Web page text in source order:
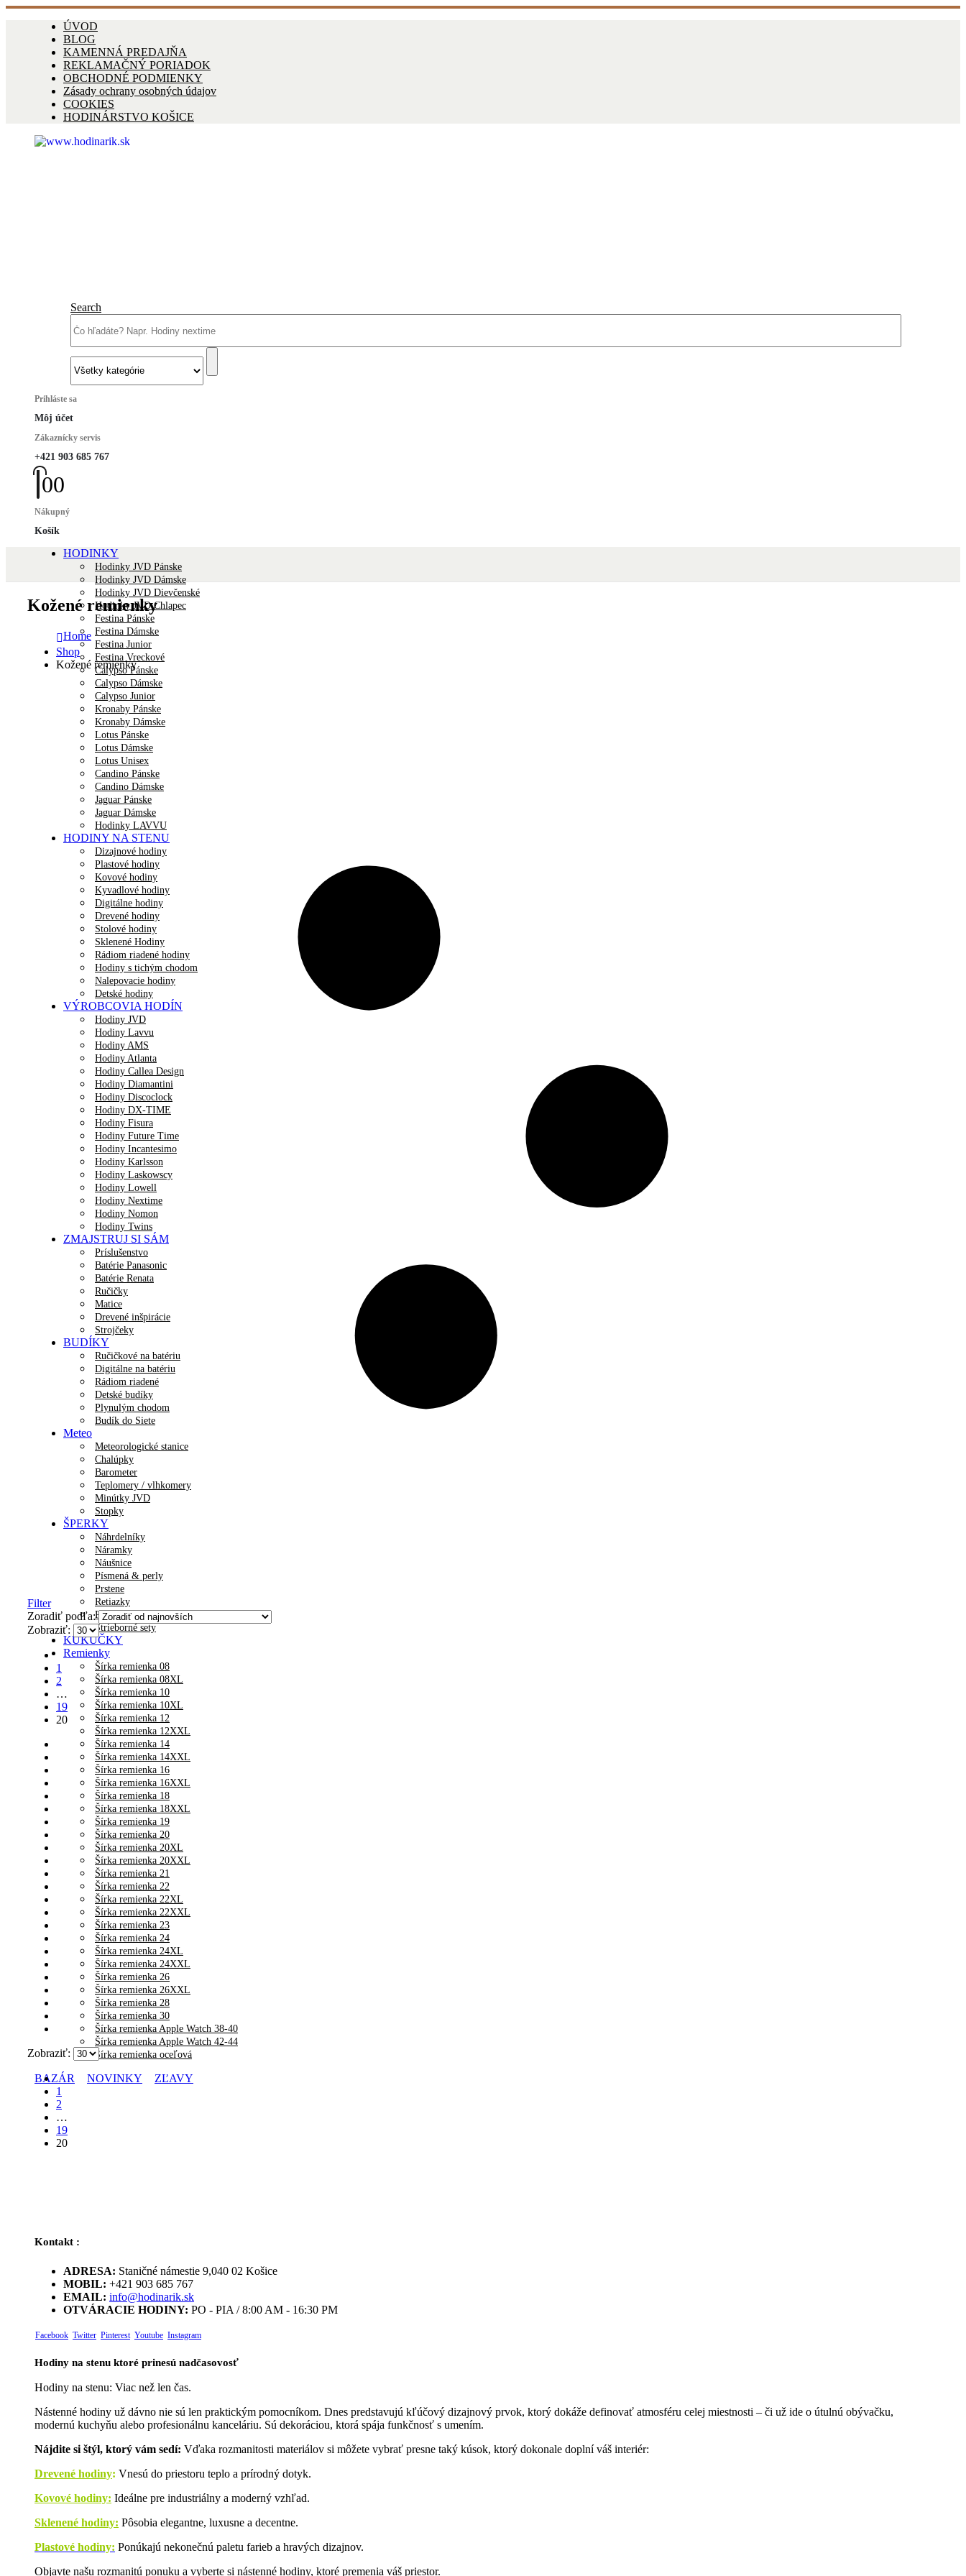
ÚVOD
BLOG
KAMENNÁ PREDAJŇA
REKLAMAČNÝ PORIADOK
OBCHODNÉ PODMIENKY
Zásady ochrany osobných údajov
COOKIES
HODINÁRSTVO KOŠICE
Search
Prihláste sa
Môj účet
Zákaznícky servis
+421 903 685 767
00
Nákupný
Košík
HODINKY
Hodinky JVD Pánske
Hodinky JVD Dámske
Hodinky JVD Dievčenské
Hodinky JVD Chlapec
Festina Pánske
Festina Dámske
Festina Junior
Festina Vreckové
Calypso Pánske
Calypso Dámske
Calypso Junior
Kronaby Pánske
Kronaby Dámske
Lotus Pánske
Lotus Dámske
Lotus Unisex
Candino Pánske
Candino Dámske
Jaguar Pánske
Jaguar Dámske
Hodinky LAVVU
HODINY NA STENU
Dizajnové hodiny
Plastové hodiny
Kovové hodiny
Kyvadlové hodiny
Digitálne hodiny
Drevené hodiny
Stolové hodiny
Sklenené Hodiny
Rádiom riadené hodiny
Hodiny s tichým chodom
Nalepovacie hodiny
Detské hodiny
VÝROBCOVIA HODÍN
Hodiny JVD
Hodiny Lavvu
Hodiny AMS
Hodiny Atlanta
Hodiny Callea Design
Hodiny Diamantini
Hodiny Discoclock
Hodiny DX-TIME
Hodiny Fisura
Hodiny Future Time
Hodiny Incantesimo
Hodiny Karlsson
Hodiny Laskowscy
Hodiny Lowell
Hodiny Nextime
Hodiny Nomon
Hodiny Twins
ZMAJSTRUJ SI SÁM
Príslušenstvo
Batérie Panasonic
Batérie Renata
Ručičky
Matice
Drevené inšpirácie
Strojčeky
BUDÍKY
Ručičkové na batériu
Digitálne na batériu
Rádiom riadené
Detské budíky
Plynulým chodom
Budík do Siete
Meteo
Meteorologické stanice
Chalúpky
Barometer
Teplomery / vlhkomery
Minútky JVD
Stopky
ŠPERKY
Náhrdelníky
Náramky
Náušnice
Písmená & perly
Prstene
Retiazky
Retiazky na členok
Strieborné sety
KUKUČKY
Remienky
Šírka remienka 08
Šírka remienka 08XL
Šírka remienka 10
Šírka remienka 10XL
Šírka remienka 12
Šírka remienka 12XXL
Šírka remienka 14
Šírka remienka 14XXL
Šírka remienka 16
Šírka remienka 16XXL
Šírka remienka 18
Šírka remienka 18XXL
Šírka remienka 19
Šírka remienka 20
Šírka remienka 20XL
Šírka remienka 20XXL
Šírka remienka 21
Šírka remienka 22
Šírka remienka 22XL
Šírka remienka 22XXL
Šírka remienka 23
Šírka remienka 24
Šírka remienka 24XL
Šírka remienka 24XXL
Šírka remienka 26
Šírka remienka 26XXL
Šírka remienka 28
Šírka remienka 30
Šírka remienka Apple Watch 38-40
Šírka remienka Apple Watch 42-44
Šírka remienka oceľová
BAZÁR NOVINKY ZĽAVY
Kožené remienky
Home
Shop
Kožené remienky
Filter
Zoradiť podľa:
Zobraziť:
1
2
…
19
20
Zobraziť:
1
2
…
19
20
Kontakt :
ADRESA: Staničné námestie 9,040 02 Košice
MOBIL: +421 903 685 767
EMAIL: info@hodinarik.sk
OTVÁRACIE HODINY: PO - PIA / 8:00 AM - 16:30 PM
Facebook Twitter Pinterest Youtube Instagram
Hodiny na stenu ktoré prinesú nadčasovosť
Hodiny na stenu: Viac než len čas.
Nástenné hodiny už dávno nie sú len praktickým pomocníkom. Dnes predstavujú kľúčový dizajnový prvok, ktorý dokáže definovať atmosféru celej miestnosti – či už ide o útulnú obývačku,
modernú kuchyňu alebo profesionálnu kanceláriu. Sú dekoráciou, ktorá spája funkčnosť s umením.
Nájdite si štýl, ktorý vám sedí: Vďaka rozmanitosti materiálov si môžete vybrať presne taký kúsok, ktorý dokonale doplní váš interiér:
Drevené hodiny: Vnesú do priestoru teplo a prírodný dotyk.
Kovové hodiny: Ideálne pre industriálny a moderný vzhľad.
Sklenené hodiny: Pôsobia elegantne, luxusne a decentne.
Plastové hodiny: Ponúkajú nekonečnú paletu farieb a hravých dizajnov.
Objavte našu rozmanitú ponuku a vyberte si nástenné hodiny, ktoré premenia váš priestor.